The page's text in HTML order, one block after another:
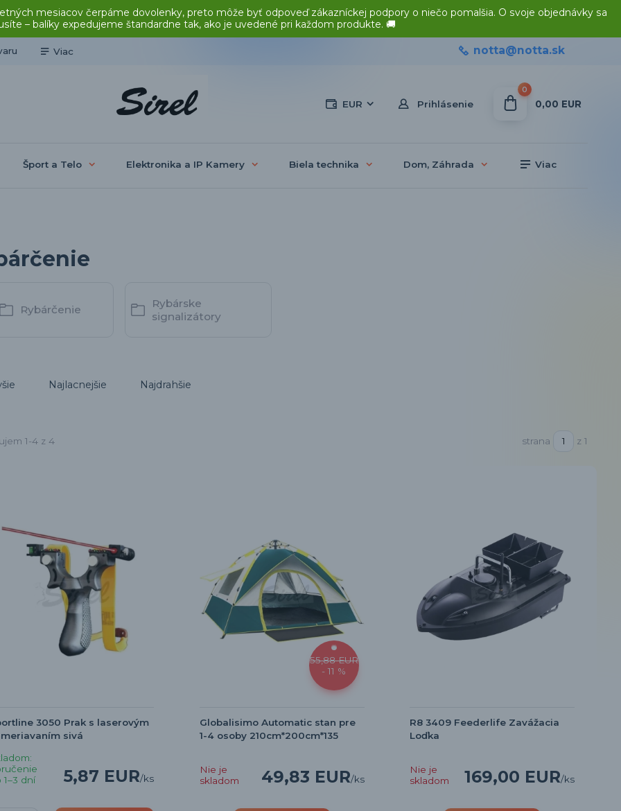
mesiacov čerpáme dovolenky, preto môže byť odpoveď zákazníckej podpory o niečo pomalšia. O svoje objednávky sa
– balíky expedujeme štandardne tak, ako je uvedené pri každom produkte. 🚚
Viac
EUR Prihlásenie
notta@notta.sk
0
0,00 EUR
Šport a Telo Elektronika a IP Kamery Biela technika Dom, Záhrada Viac
Rybárčenie
Rybárske
signalizátory
Najlacnejšie Najdrahšie
1-4 z 4 strana z 1
3050 Prak s laserovým
sivá
5,87 EUR/ks
1–3 dní
55,88 EUR
- 11 %
Globalisimo Automatic stan pre
1-4 osoby 210cm*200cm*135
49,83 EUR/ks
Nie je
skladom
R8 3409 Feederlife Zavážacia
Loďka
169,00 EUR/ks
Nie je
skladom